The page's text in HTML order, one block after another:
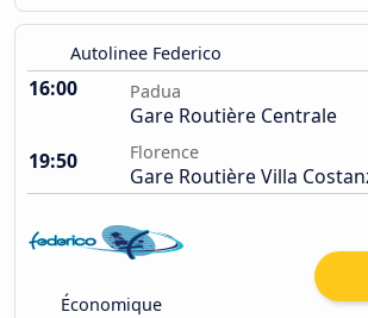
Autolinee Federico
16:00 Padua
Gare Routière Centrale
19:50
Florence
Gare Routière Villa
Économique